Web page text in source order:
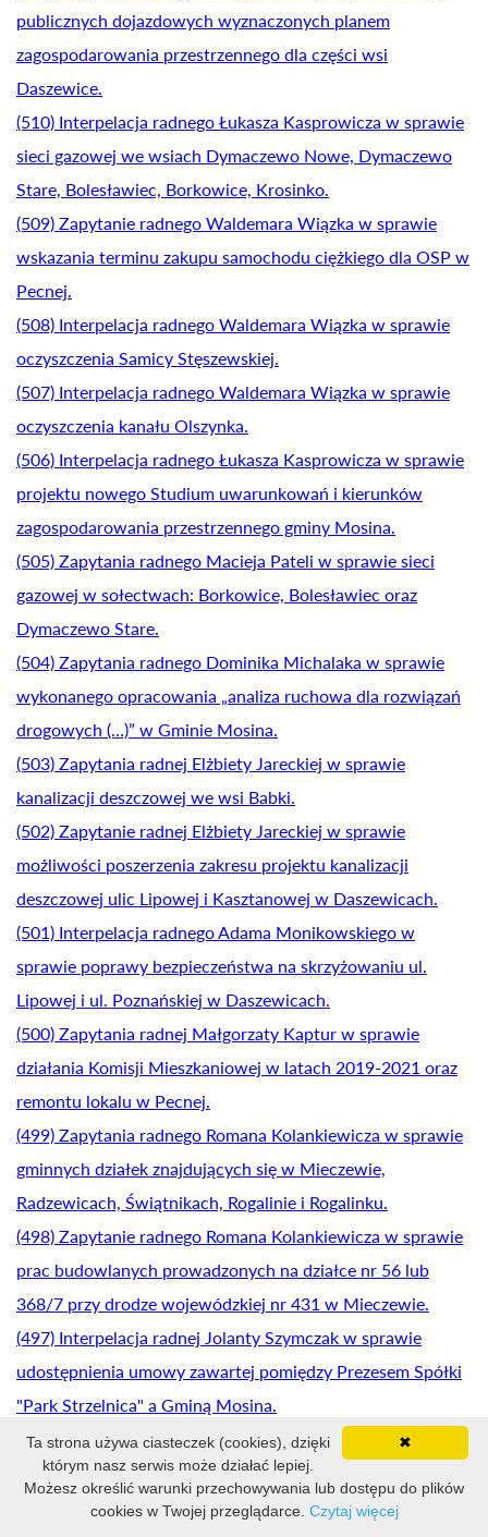
publicznych dojazdowych wyznaczonych planem
zagospodarowania przestrzennego dla części wsi
Daszewice.
(510) Interpelacja radnego Łukasza Kasprowicza w sprawie
sieci gazowej we wsiach Dymaczewo Nowe, Dymaczewo
Stare, Bolesławiec, Borkowice, Krosinko.
(509) Zapytanie radnego Waldemara Wiązka w sprawie
wskazania terminu zakupu samochodu ciężkiego dla OSP w
Pecnej.
(508) Interpelacja radnego Waldemara Wiązka w sprawie
oczyszczenia Samicy Stęszewskiej.
(507) Interpelacja radnego Waldemara Wiązka w sprawie
oczyszczenia kanału Olszynka.
(506) Interpelacja radnego Łukasza Kasprowicza w sprawie
projektu nowego Studium uwarunkowań i kierunków
zagospodarowania przestrzennego gminy Mosina.
(505) Zapytania radnego Macieja Pateli w sprawie sieci
gazowej w sołectwach: Borkowice, Bolesławiec oraz
Dymaczewo Stare.
(504) Zapytania radnego Dominika Michalaka w sprawie
wykonanego opracowania „analiza ruchowa dla rozwiązań
drogowych (…)” w Gminie Mosina.
(503) Zapytania radnej Elżbiety Jareckiej w sprawie
kanalizacji deszczowej we wsi Babki.
(502) Zapytanie radnej Elżbiety Jareckiej w sprawie
możliwości poszerzenia zakresu projektu kanalizacji
deszczowej ulic Lipowej i Kasztanowej w Daszewicach.
(501) Interpelacja radnego Adama Monikowskiego w
sprawie poprawy bezpieczeństwa na skrzyżowaniu ul.
Lipowej i ul. Poznańskiej w Daszewicach.
(500) Zapytania radnej Małgorzaty Kaptur w sprawie
działania Komisji Mieszkaniowej w latach 2019-2021 oraz
remontu lokalu w Pecnej.
(499) Zapytania radnego Romana Kolankiewicza w sprawie
gminnych działek znajdujących się w Mieczewie,
Radzewicach, Świątnikach, Rogalinie i Rogalinku.
(498) Zapytanie radnego Romana Kolankiewicza w sprawie
prac budowlanych prowadzonych na działce nr 56 lub
368/7 przy drodze wojewódzkiej nr 431 w Mieczewie.
(497) Interpelacja radnej Jolanty Szymczak w sprawie
udostępnienia umowy zawartej pomiędzy Prezesem Spółki
"Park Strzelnica" a Gminą Mosina.
(496) Interpelacja radnej Jolanty Szymczak w sprawie
właściwej procedury składania wniosków do budżetu
Gminy Mosina.
✖
Ta strona używa ciasteczek (cookies), dzięki
którym nasz serwis może działać lepiej.
Możesz określić warunki przechowywania lub dostępu do plików
cookies w Twojej przeglądarce. Czytaj więcej